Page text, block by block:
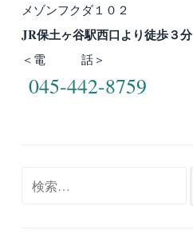
メゾンフクダ１０２
JR保土ヶ谷駅西口より徒歩３分
＜電 話＞
045-442-8759